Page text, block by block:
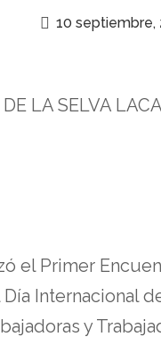
10 septiembre,
LA SELVA
el Primer
Internacional
y